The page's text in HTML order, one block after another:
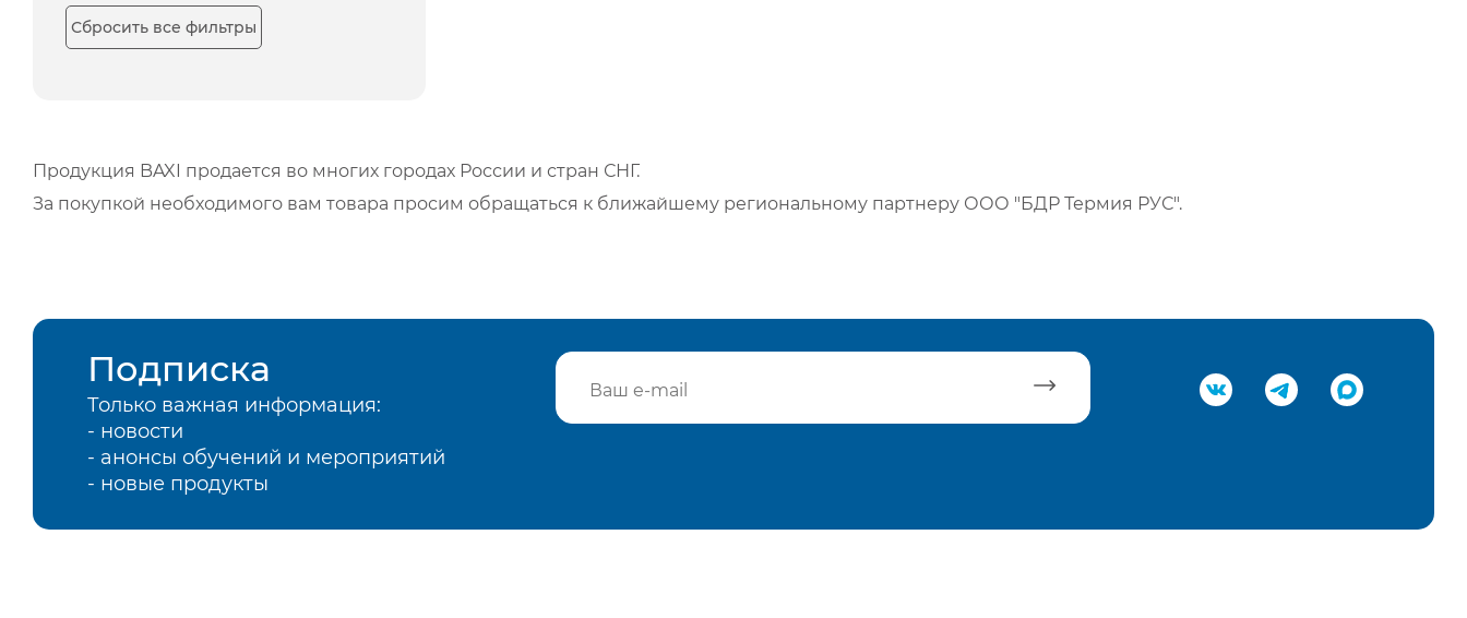
Сбросить все фильтры
Продукция BAXI продается во многих городах России и стран СНГ.
За покупкой необходимого вам товара просим обращаться к ближайшему региональному партнеру ООО "БДР Термия РУС".
Подписка
Только важная информация:
- новости
- анонсы обучений и мероприятий
- новые продукты